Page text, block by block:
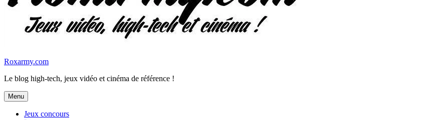
Roxarmy.com
Le blog high-tech, jeux vidéo et cinéma de référence !
Menu Aller
au
contenu
Jeux concours